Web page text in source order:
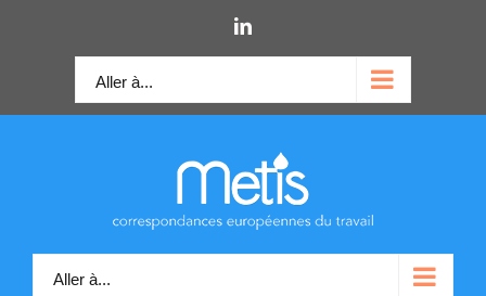
LinkedIn
Aller à...
Aller à...